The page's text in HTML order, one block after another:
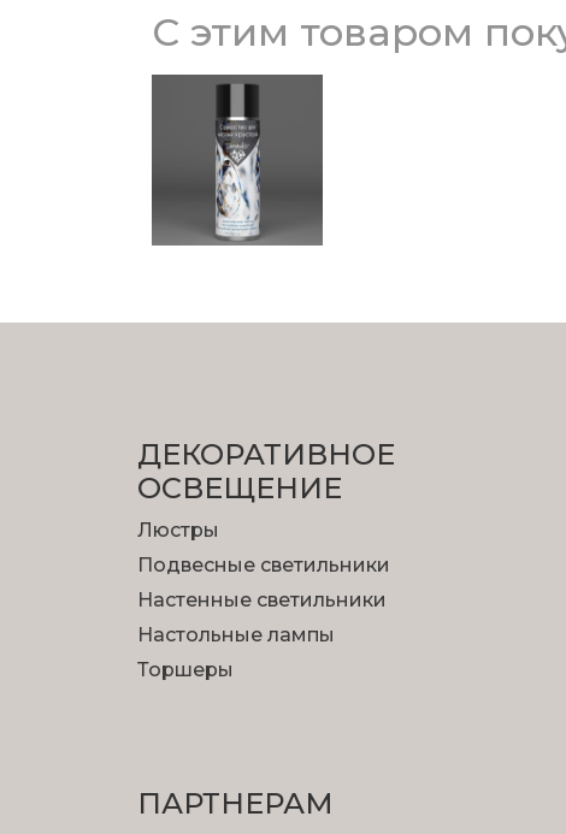
С этим товаром
ДЕКОРАТИВНОЕ
ОСВЕЩЕНИЕ
Люстры
Подвесные светильники
Настенные светильники
Настольные лампы
Торшеры
ПАРТНЕРАМ